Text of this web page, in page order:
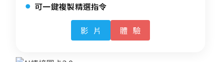
可一鍵複製精選指令
影片 體驗